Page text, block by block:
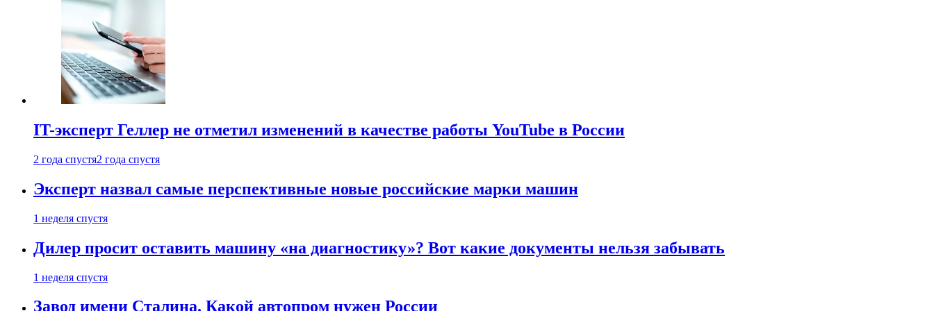
IT-эксперт Геллер не отметил изменений в качестве работы YouTube в России
2 года спустя2 года спустя
Эксперт назвал самые перспективные новые российские марки машин
1 неделя спустя
Дилер просит оставить машину «на диагностику»? Вот какие документы нельзя забывать
1 неделя спустя
Завод имени Сталина. Какой автопром нужен России